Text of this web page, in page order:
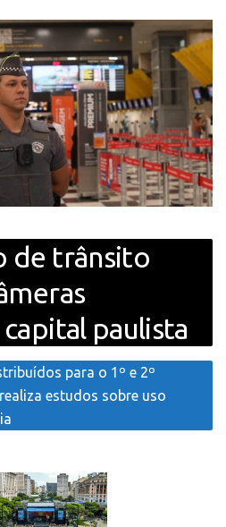
de trânsito
paulista
para o 1º e 2º
estudos sobre uso